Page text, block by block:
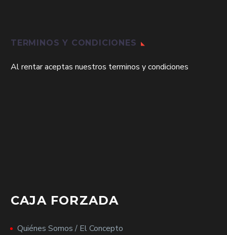
TERMINOS Y CONDICIONES
Al rentar aceptas nuestros terminos y condiciones
CAJA FORZADA
Quiénes Somos / El Concepto